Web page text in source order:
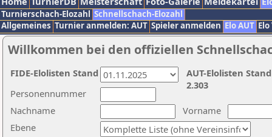
Turnierschach-Elozahl Schnellschach-Elozahl
Allgemeines Turnier anmelden: AUT Spieler anmelden Elo AUT
Willkommen bei den offiziellen
Nachname
Vorname
Ebene
Personennummer
AUT-Elolisten
2.303
FIDE-Elolisten Stand